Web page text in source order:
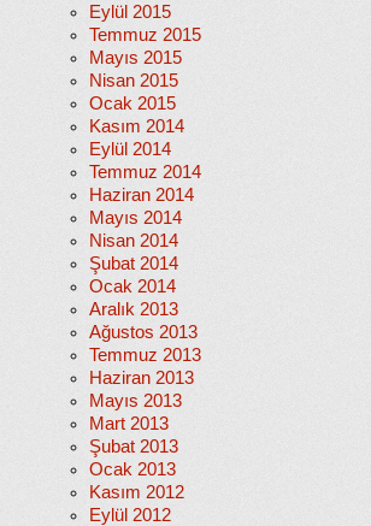
Eylül 2015
Temmuz 2015
Mayıs 2015
Nisan 2015
Ocak 2015
Kasım 2014
Eylül 2014
Temmuz 2014
Haziran 2014
Mayıs 2014
Nisan 2014
Şubat 2014
Ocak 2014
Aralık 2013
Ağustos 2013
Temmuz 2013
Haziran 2013
Mayıs 2013
Mart 2013
Şubat 2013
Ocak 2013
Kasım 2012
Eylül 2012